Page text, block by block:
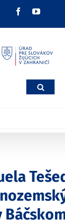
FacebookYouTube